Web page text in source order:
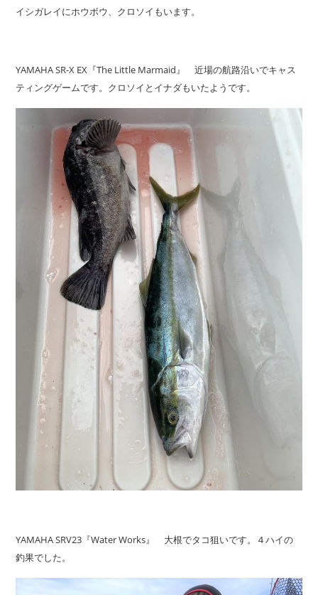
イシガレイにホウボウ、クロソイもいます。
YAMAHA SR-X EX『The Little Marmaid』 近場の航路沿いでキャス
ティングゲームです。クロソイとイナダもいたようです。
YAMAHA SRV23『Water Works』 大根でタコ狙いです。４ハイの
釣果でした。